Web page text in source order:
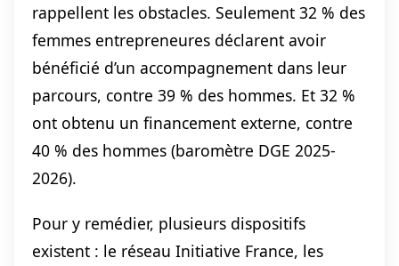
rappellent les obstacles. Seulement 32 % des
femmes entrepreneures déclarent avoir
bénéficié d’un accompagnement dans leur
parcours, contre 39 % des hommes. Et 32 %
ont obtenu un financement externe, contre
40 % des hommes (baromètre DGE 2025-
2026).
Pour y remédier, plusieurs dispositifs
existent : le réseau Initiative France, les